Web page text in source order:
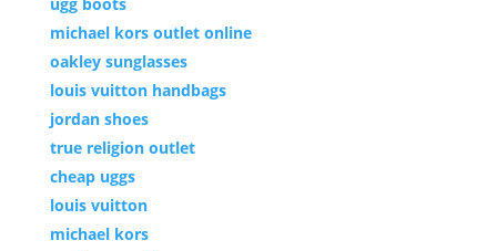
michael kors outlet online
oakley sunglasses
louis vuitton handbags
jordan shoes
true religion outlet
cheap uggs
louis vuitton
michael kors